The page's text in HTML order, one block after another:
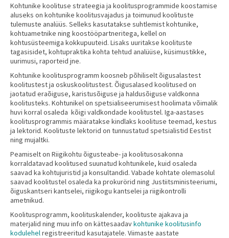
Kohtunike koolituse strateegia ja koolitusprogrammide koostamise
aluseks on kohtunike koolitusvajadus ja toimunud koolituste
tulemuste analüüs. Selleks kasutatakse suhtlemist kohtunike,
kohtuametnike ning koostööpartneritega, kellel on
kohtusüsteemiga kokkupuuteid. Lisaks uuritakse koolituste
tagasisidet, kohtupraktika kohta tehtud analüüse, küsimustikke,
uurimusi, raporteid jne.
Kohtunike koolitusprogramm koosneb põhiliselt õigusalastest
koolitustest ja oskuskoolitustest. Õigusalased koolitused on
jaotatud eraõiguse, karistusõiguse ja haldusõiguse valdkonna
koolitusteks. Kohtunikel on spetsialiseerumisest hoolimata võimalik
huvi korral osaleda kõigi valdkondade koolitustel. Iga-aastases
koolitusprogrammis määratakse kindlaks koolituse teemad, kestus
ja lektorid. Koolituste lektorid on tunnustatud spetsialistid Eestist
ning mujaltki.
Peamiselt on Riigikohtu õigusteabe- ja koolitusosakonna
korraldatavad koolitused suunatud kohtunikele, kuid osaleda
saavad ka kohtujuristid ja konsultandid. Vabade kohtate olemasolul
saavad koolitustel osaleda ka prokurörid ning Justiitsministeeriumi,
õiguskantseri kantselei, riigikogu kantselei ja riigikontrolli
ametnikud.
Koolitusprogramm, koolituskalender, koolituste ajakava ja
materjalid ning muu info on kättesaadavkohtunike koolitusinfo
kodulehel registreeritud kasutajatele. Viimaste aastate